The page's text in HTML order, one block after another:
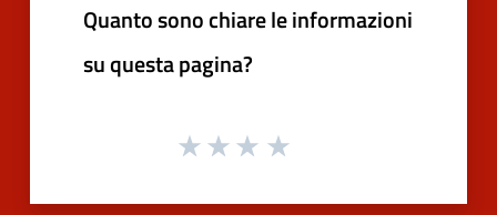
Quanto sono chiare le informazioni
su questa pagina?